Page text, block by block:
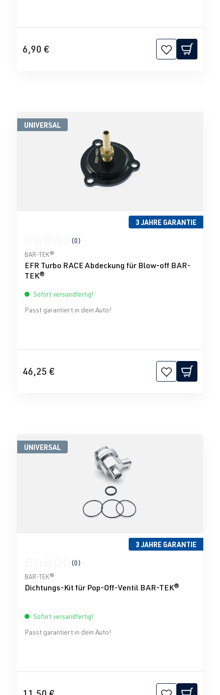
6,90 €
UNIVERSAL
3 JAHRE GARANTIE
Durchschnittliche Bewertung von 0 von 5 Sternen
(0)
BAR-TEK®
EFR Turbo RACE Abdeckung für Blow-off BAR-
TEK®
Sofort versandfertig!
Passt garantiert in dein Auto!
46,25 €
UNIVERSAL
3 JAHRE GARANTIE
Durchschnittliche Bewertung von 0 von 5 Sternen
(0)
BAR-TEK®
Dichtungs-Kit für Pop-Off-Ventil BAR-TEK®
Sofort versandfertig!
Passt garantiert in dein Auto!